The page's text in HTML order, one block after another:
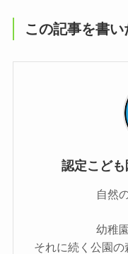
この記事を書い
認定こど
自然
幼稚
それに続く公園の